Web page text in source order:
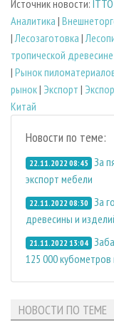
Источник новости: ITTO
Аналитика |
|Лесозаготовка |
тропической древесине
| Рынок
рынок| Экспорт |
Китай
Новости по теме:
22.11.2022 08:45 За
экспорт мебели
22.11.2022 08:30 За
древесины и
21.11.2022 13:04
125 000
НОВОСТИ ПО ТЕМЕ